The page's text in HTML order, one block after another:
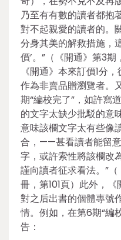
乃至有有數的讀者都抱
對不起親愛的讀者的。
分身其美的解救措施，
價’。”（《開通》第3
《開通》本來訂價1分
作為非賣品贈瀏覽者。
期“編校完了”，如許寫
的文字太缺少批駁的意
意味該欄文字太有些像
合，——甚看讀者能留
字，或許索性將該欄改
謹向讀者征求看法。”
冊，第101頁）此外，
對之后出書的個體專號
情。例如，在第6期“編
告：